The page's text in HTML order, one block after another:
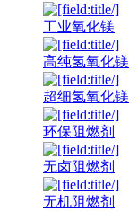
工业氧化镁
高纯氢氧化镁
超细氢氧化镁
环保阻燃剂
无卤阻燃剂
无机阻燃剂